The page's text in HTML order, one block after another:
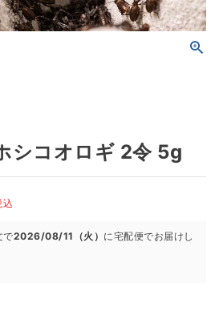
シコオロギ 2令 5g
込
で2026/08/11（火） に宅配便でお届けし